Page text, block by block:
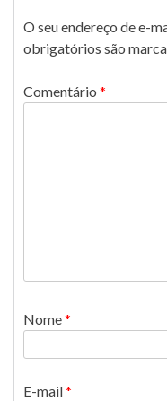
O seu endereço de e-
obrigatórios são
Comentário *
Nome*
E-mail*